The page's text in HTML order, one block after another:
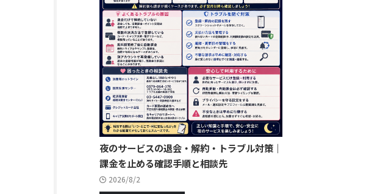
夜のサービスの退会・解約・トラブル対策｜
課金を止める確認手順と相談先
2026/8/2